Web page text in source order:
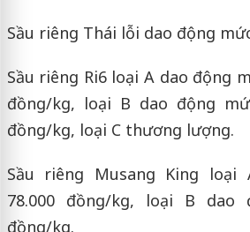
Sầu riêng Thái lỗi dao động
Sầu riêng Ri6 loại A dao động
đồng/kg, loại B dao động
đồng/kg, loại C thương lượng.
Sầu riêng Musang King
78.000 đồng/kg, loại B dao
đồng/kg.